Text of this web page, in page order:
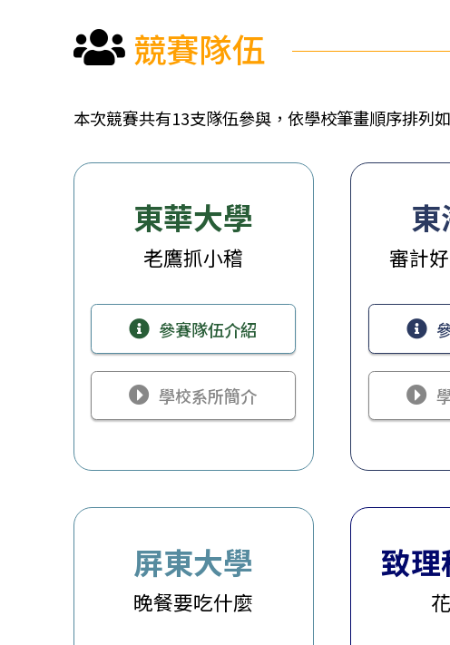
競賽隊伍
本次競賽共有13支隊伍參與，依學校筆畫順序排列如
東華大學
老鷹抓小稽
參賽隊伍介紹
學校系所簡介
審計
屏東大學
晚餐要吃什麼
致理